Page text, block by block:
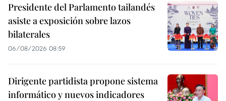
Presidente del Parlamento tailandés
asiste a exposición sobre lazos
bilaterales
06/08/2026 08:59
Dirigente partidista propone sistema
informático y nuevos indicadores